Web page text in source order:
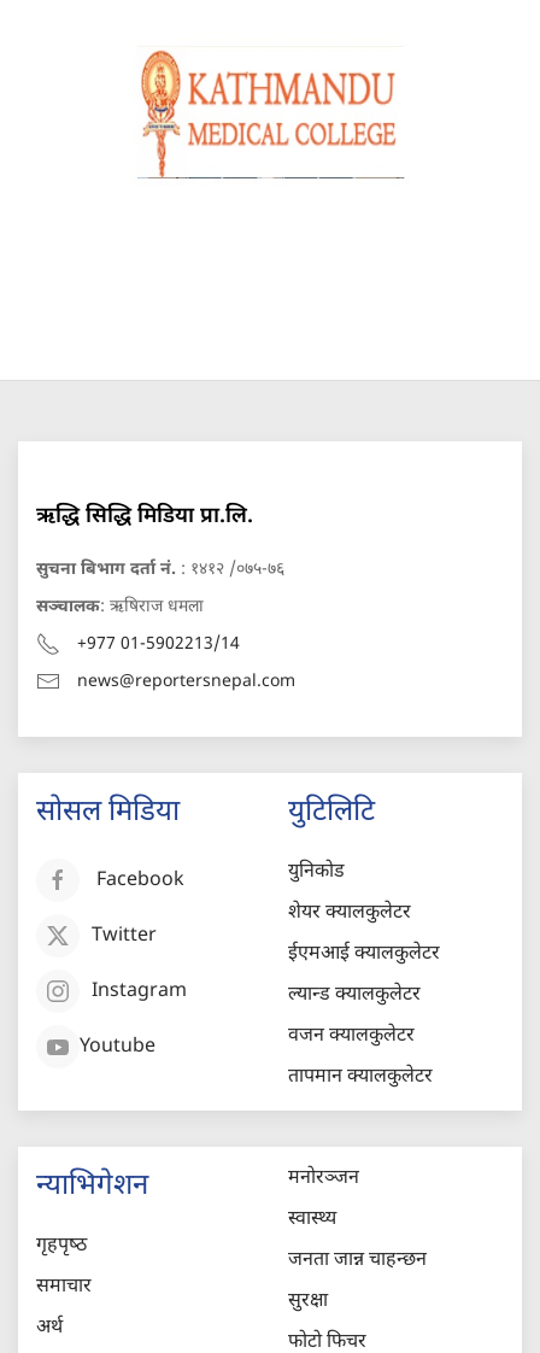
ऋद्धि सिद्धि मिडिया प्रा.लि.
सुचना बिभाग दर्ता नं. : १४१२ /०७५-७६
सञ्चालक: ऋषिराज धमला
+977 01-5902213/14
news@reportersnepal.com
सोसल मिडिया
Facebook
Twitter
Instagram
Youtube
युटिलिटि
युनिकोड
शेयर क्यालकुलेटर
ईएमआई क्यालकुलेटर
ल्यान्ड क्यालकुलेटर
वजन क्यालकुलेटर
तापमान क्यालकुलेटर
न्याभिगेशन
गृहपृष्‍ठ
समाचार
अर्थ
मनोरञ्जन
स्वास्थ्य
जनता जान्न चाहन्छन
सुरक्षा
फोटो फिचर